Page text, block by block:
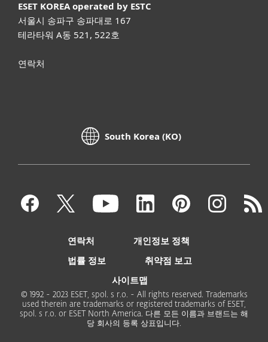
ESET KOREA operated by ESTC
서울시 송파구 송파대로 167
테라타워 A동 521, 522호
연락처
South Korea (KO)
연락처
개인정보 정책
법률 정보
취약점 보고
사이트맵
© 1992 - 2023 ESET, spol. s r.o. - All rights reserved. Trademarks
used therein are trademarks or registered trademarks of ESET,
spol. s r.o. or ESET North America. 다른 모든 이름과 브랜드는 해
당 회사의 등록 상표입니다.